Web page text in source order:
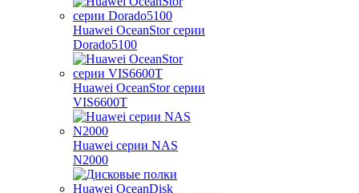
Huawei OceanStor серии
Dorado5100
Huawei OceanStor серии
VIS6600T
Huawei серии NAS
N2000